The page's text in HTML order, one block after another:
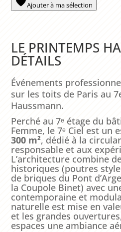
Ajouter à ma sélection
LE PRINTEMPS
DÉTAILS
Événements
sur les toits de Paris au
Haussmann.
Perché au 7ᵉ étage du
Femme, le 7ᵉ Ciel est un
300 m², dédié à la
responsable et aux
L’architecture combine
historiques (poutres
de briques du Pont
la Coupole Binet) avec
contemporaine et
naturelle est mise en
et les grandes
espaces une ambiance